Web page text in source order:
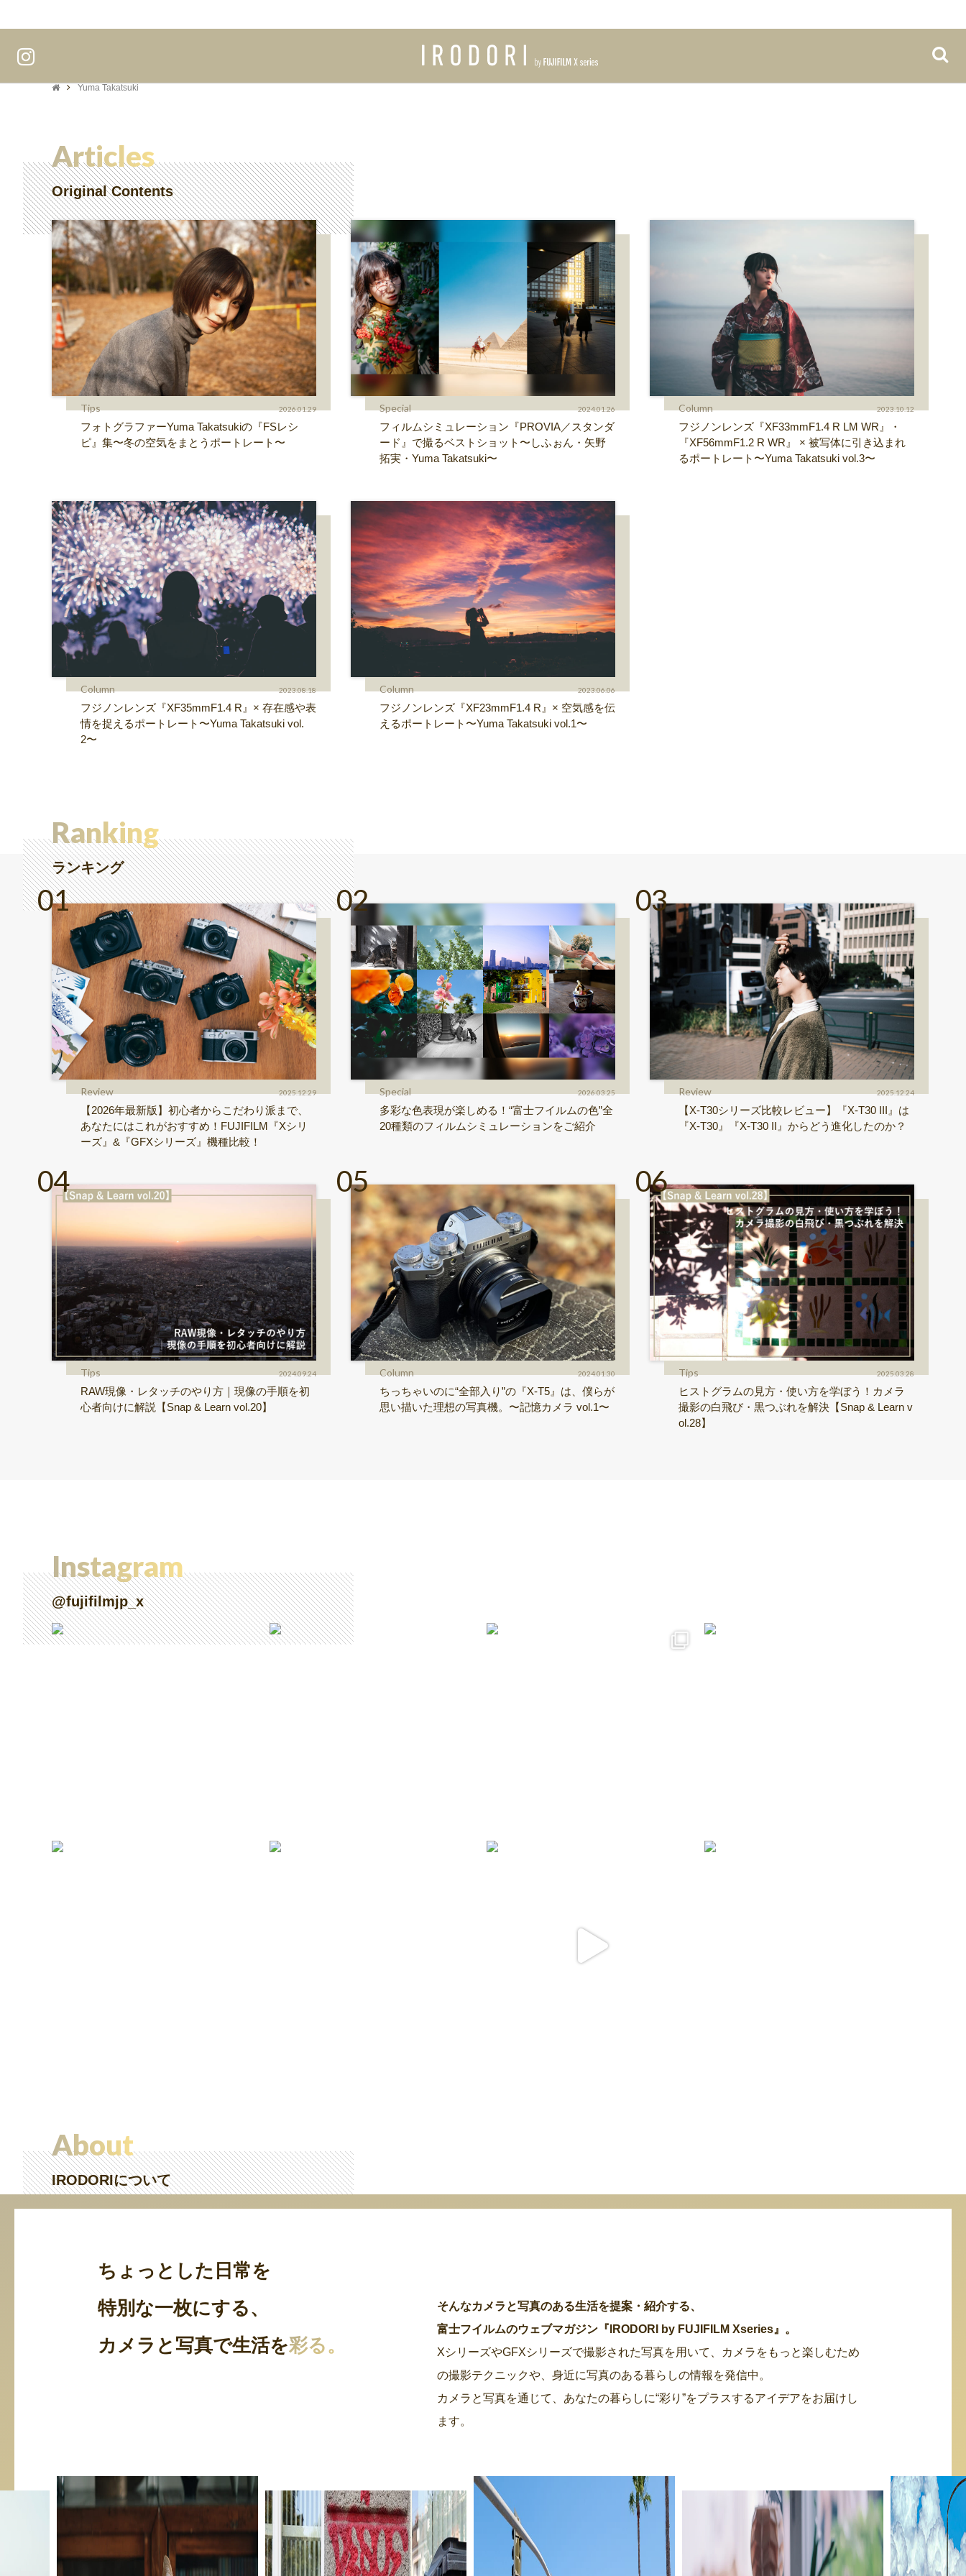
Yuma Takatsuki
Articles
Original Contents
Tips 2026.01.29
フォトグラファーYuma Takatsukiの『FSレシ
ピ』集〜冬の空気をまとうポートレート〜
Special 2024.01.26
フィルムシミュレーション『PROVIA／スタンダ
ード』で撮るベストショット〜しふぉん・矢野
拓実・Yuma Takatsuki〜
Column 2023.10.12
フジノンレンズ『XF33mmF1.4 R LM WR』・
『XF56mmF1.2 R WR』 × 被写体に引き込まれ
るポートレート〜Yuma Takatsuki vol.3〜
Column 2023.08.18
フジノンレンズ『XF35mmF1.4 R』× 存在感や表
情を捉えるポートレート〜Yuma Takatsuki vol.
2〜
Column 2023.06.06
フジノンレンズ『XF23mmF1.4 R』× 空気感を伝
えるポートレート〜Yuma Takatsuki vol.1〜
Ranking
ランキング
Review 2025.12.29
【2026年最新版】初心者からこだわり派まで、
あなたにはこれがおすすめ！FUJIFILM『Xシリ
ーズ』&『GFXシリーズ』機種比較！
Special 2026.03.25
多彩な色表現が楽しめる！“富士フイルムの色”全
20種類のフィルムシミュレーションをご紹介
Review 2025.12.24
【X-T30シリーズ比較レビュー】『X-T30 III』は
『X-T30』『X-T30 II』からどう進化したのか？
Tips 2024.09.24
RAW現像・レタッチのやり方｜現像の手順を初
心者向けに解説【Snap & Learn vol.20】
Column 2024.01.30
ちっちゃいのに“全部入り”の『X-T5』は、僕らが
思い描いた理想の写真機。〜記憶カメラ vol.1〜
Tips 2025.03.28
ヒストグラムの見方・使い方を学ぼう！カメラ
撮影の白飛び・黒つぶれを解決【Snap & Learn v
ol.28】
Instagram
@fujifilmjp_x
About
IRODORIについて
ちょっとした日常を
特別な一枚にする、
カメラと写真で生活を彩る。
そんなカメラと写真のある生活を提案・紹介する、
富士フイルムのウェブマガジン『IRODORI by FUJIFILM Xseries』。
XシリーズやGFXシリーズで撮影された写真を用いて、カメラをもっと楽しむため
の撮影テクニックや、身近に写真のある暮らしの情報を発信中。
カメラと写真を通じて、あなたの暮らしに“彩り”をプラスするアイデアをお届けし
ます。